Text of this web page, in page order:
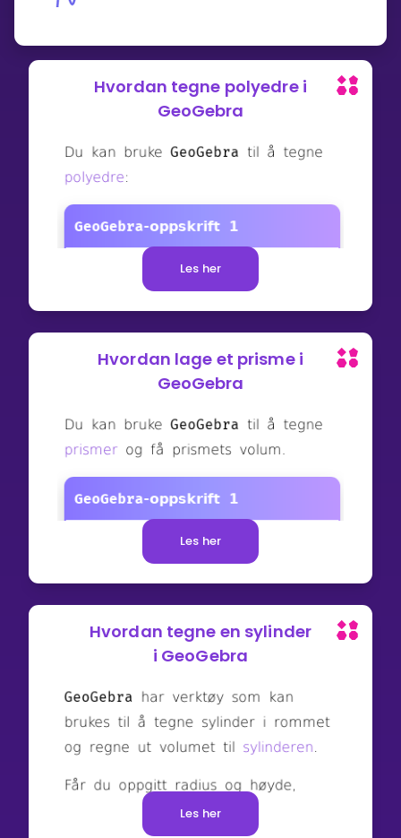
Hvordan tegne polyedre i
GeoGebra
Les her
Hvordan lage et prisme i
GeoGebra
Les her
Hvordan tegne en sylinder
i GeoGebra
Les her